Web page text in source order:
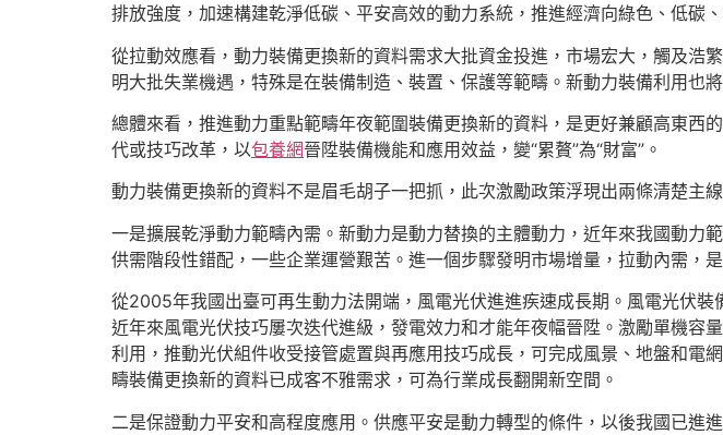
排放強度，加速構建乾淨低碳、平安高效的動力系統，推進經濟向綠色、低碳
從拉動效應看，動力裝備更換新的資料需求大批資金投進，市場宏大，觸及
明大批失業機遇，特殊是在裝備制造、裝置、保護等範疇。新動力裝備利用也
總體來看，推進動力重點範疇年夜範圍裝備更換新的資料，是更好兼顧高東
代或技巧改革，以包養網晉陞裝備機能和應用效益，變“累贅”為“財富”。
動力裝備更換新的資料不是眉毛胡子一把抓，此次激勵政策浮現出兩條清楚主線
一是擴展乾淨動力範疇內需。新動力是動力替換的主體動力，近年來我國動
供需階段性錯配，一些企業運營艱苦。進一個步驟發明市場增量，拉動內需，
從2005年我國出臺可再生動力法開端，風電光伏進進疾速成長期。風電光伏
近年來風電光伏技巧屢次迭代進級，發電效力和才能年夜幅晉陞。激勵單機
利用，推動光伏組件收受接管處置與再應用技巧成長，可完成風景、地盤和
疇裝備更換新的資料已成客不雅需求，可為行業成長翻開新空間。
二是保證動力平安和高程度應用。供應平安是動力轉型的條件，以後我國已